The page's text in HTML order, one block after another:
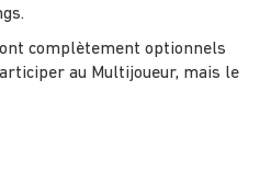
complètement optionnels
au Multijoueur, mais le